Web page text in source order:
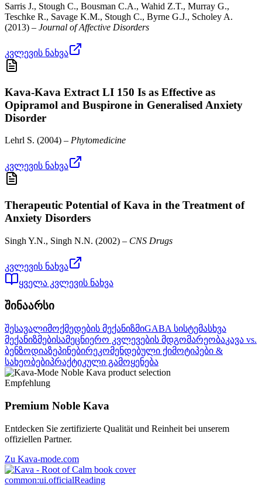
Sarris J., Stough C., Bousman C.A., Wahid Z.T., Murray G.,
Teschke R., Savage K.M., Stough C., Byrne G.J., Scholey A.
(2013) – Journal of Affective Disorders
კვლევის ნახვა
Kava-Kava Extract LI 150 Is as Effective as
Opipramol and Buspirone in Generalised Anxiety
Disorder
Lehrl S. (2004) – Phytomedicine
კვლევის ნახვა
Therapeutic Potential of Kava in the Treatment of
Anxiety Disorders
Singh Y.N., Singh N.N. (2002) – CNS Drugs
კვლევის ნახვა
ყველა კვლევის ნახვა
შინაარსი
შესავალიმოქმედების მექანიზმიGABA სისტემასხვა
მექანიზმებისამეცნიერო კვლევების მდგომარეობაკავა vs.
ბენზოდიაზეპინებირეკომენდებული ქიმოტიპები &
სახეობებიპრაქტიკული გამოყენება
Empfehlung
Premium Noble Kava
Entdecken Sie zertifizierte Qualität und Reinheit bei unserem
offiziellen Partner.
Zu Kava-mode.com
common:ui.officialReading